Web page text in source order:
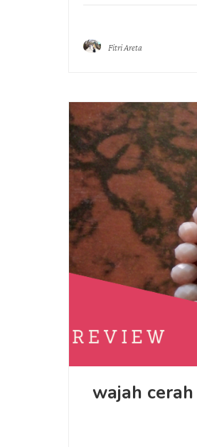
Fitri Areta
wajah